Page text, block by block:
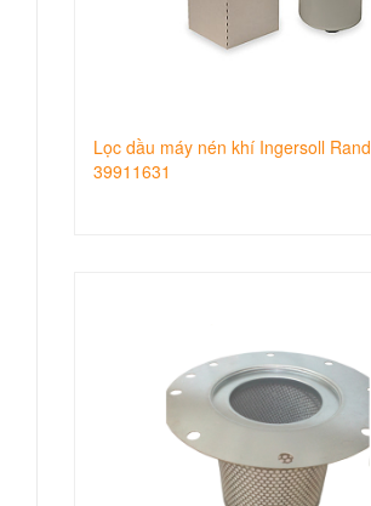
Lọc dầu máy nén khí Ingersoll Rand
39911631